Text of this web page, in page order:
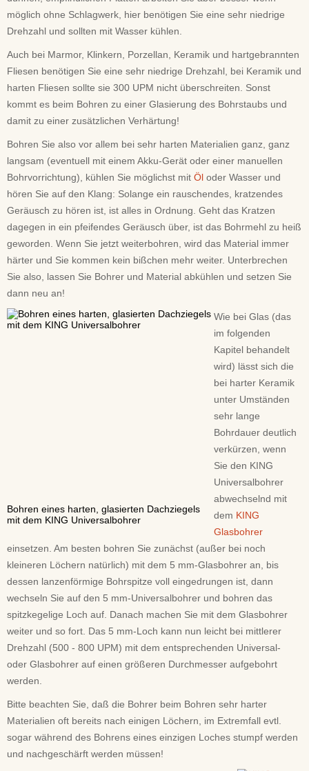
möglich ohne Schlagwerk, hier benötigen Sie eine sehr niedrige
Drehzahl und sollten mit Wasser kühlen.
Auch bei Marmor, Klinkern, Porzellan, Keramik und hartgebrannten
Fliesen benötigen Sie eine sehr niedrige Drehzahl, bei Keramik und
harten Fliesen sollte sie 300 UPM nicht überschreiten. Sonst
kommt es beim Bohren zu einer Glasierung des Bohrstaubs und
damit zu einer zusätzlichen Verhärtung!
Bohren Sie also vor allem bei sehr harten Materialien ganz, ganz
langsam (eventuell mit einem Akku-Gerät oder einer manuellen
Bohrvorrichtung), kühlen Sie möglichst mit Öl oder Wasser und
hören Sie auf den Klang: Solange ein rauschendes, kratzendes
Geräusch zu hören ist, ist alles in Ordnung. Geht das Kratzen
dagegen in ein pfeifendes Geräusch über, ist das Bohrmehl zu heiß
geworden. Wenn Sie jetzt weiterbohren, wird das Material immer
härter und Sie kommen kein bißchen mehr weiter. Unterbrechen
Sie also, lassen Sie Bohrer und Material abkühlen und setzen Sie
dann neu an!
Bohren eines harten, glasierten Dachziegels
mit dem KING Universalbohrer
Wie bei Glas (das
im folgenden
Kapitel behandelt
wird) lässt sich die
bei harter Keramik
unter Umständen
sehr lange
Bohrdauer deutlich
verkürzen, wenn
Sie den KING
Universalbohrer
abwechselnd mit
dem KING
Glasbohrer
einsetzen. Am besten bohren Sie zunächst (außer bei noch
kleineren Löchern natürlich) mit dem 5 mm-Glasbohrer an, bis
dessen lanzenförmige Bohrspitze voll eingedrungen ist, dann
wechseln Sie auf den 5 mm-Universalbohrer und bohren das
spitzkegelige Loch auf. Danach machen Sie mit dem Glasbohrer
weiter und so fort. Das 5 mm-Loch kann nun leicht bei mittlerer
Drehzahl (500 - 800 UPM) mit dem entsprechenden Universal-
oder Glasbohrer auf einen größeren Durchmesser aufgebohrt
werden.
Bitte beachten Sie, daß die Bohrer beim Bohren sehr harter
Materialien oft bereits nach einigen Löchern, im Extremfall evtl.
sogar während des Bohrens eines einzigen Loches stumpf werden
und nachgeschärft werden müssen!